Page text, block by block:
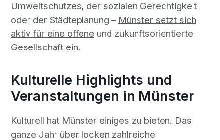
Umweltschutzes, der sozialen Gerechtigkeit
oder der Städteplanung – Münster setzt sich
aktiv für eine offene und zukunftsorientierte
Gesellschaft ein.
Kulturelle Highlights und
Veranstaltungen in Münster
Kulturell hat Münster einiges zu bieten. Das
ganze Jahr über locken zahlreiche